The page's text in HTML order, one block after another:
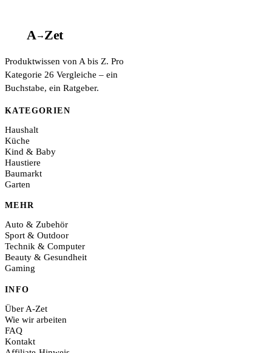
A→Zet
Produktwissen von A bis Z. Pro
Kategorie 26 Vergleiche – ein
Buchstabe, ein Ratgeber.
KATEGORIEN
Haushalt
Küche
Kind & Baby
Haustiere
Baumarkt
Garten
MEHR
Auto & Zubehör
Sport & Outdoor
Technik & Computer
Beauty & Gesundheit
Gaming
INFO
Über A-Zet
Wie wir arbeiten
FAQ
Kontakt